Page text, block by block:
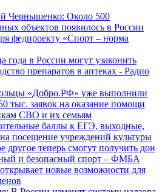
Чернышенко: Около 500
объектов появилось в России
федпроекту «Спорт – норма
года в России могут узаконить
препаратов в аптеках - Радио
«Добро.РФ» уже выполнили
тыс. заявок на оказание помощи
СВО и их семьям
баллы к ЕГЭ, выходные,
посещение учреждений культуры
другое теперь смогут получить дон
и безопасный спорт – ФМБА
новые возможности для